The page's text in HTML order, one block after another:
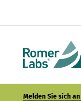
Melden Sie sich